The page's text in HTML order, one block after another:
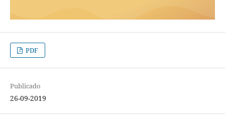
PDF
Publicado
26-09-2019